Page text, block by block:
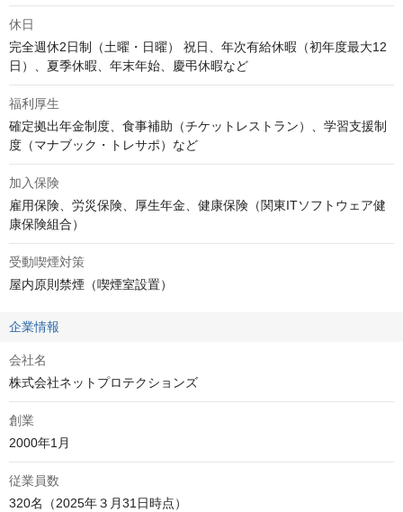
休日
完全週休2日制（土曜・日曜） 祝日、年次有給休暇（初年度最大12
日）、夏季休暇、年末年始、慶弔休暇など
福利厚生
確定拠出年金制度、食事補助（チケットレストラン）、学習支援制
度（マナブック・トレサポ）など
加入保険
雇用保険、労災保険、厚生年金、健康保険（関東ITソフトウェア健
康保険組合）
受動喫煙対策
屋内原則禁煙（喫煙室設置）
企業情報
会社名
株式会社ネットプロテクションズ
創業
2000年1月
従業員数
320名（2025年３月31日時点）